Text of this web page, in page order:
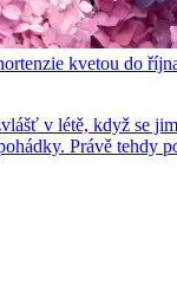
kvetou do
v létě, když se
Právě tehdy